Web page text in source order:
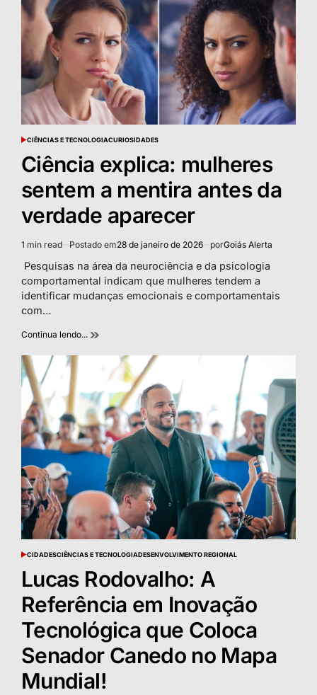
POSTED
CIÊNCIAS E TECNOLOGIACURIOSIDADES
Ciência explica: mulheres
sentem a mentira antes da
verdade aparecer
Estimated
read
1 min read Postado em28 de janeiro de 2026 porGoiás Alerta
Pesquisas na área da neurociência e da psicologia
comportamental indicam que mulheres tendem a
identificar mudanças emocionais e comportamentais
com…
Continua lendo...
POSTED
CIDADESCIÊNCIAS E TECNOLOGIADESENVOLVIMENTO REGIONAL
Lucas Rodovalho: A
Referência em Inovação
Tecnológica que Coloca
Senador Canedo no Mapa
Mundial!